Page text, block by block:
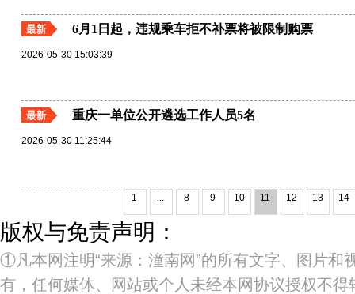
6月1日起，违规乘车拒不补票将被限制购票
2026-05-30 15:03:39
重庆一单位公开遴选工作人员5名
2026-05-30 11:25:44
1 ... 8 9 10 11 12 13 14
版权与免责声明：
①凡本网注明“来源：潼南网”的所有文字、图片和
有，任何媒体、网站或个人未经本网协议授权不